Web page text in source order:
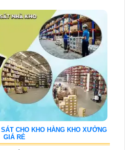
CHO KHO HÀNG KHO XƯỞNG
GIÁ RẺ